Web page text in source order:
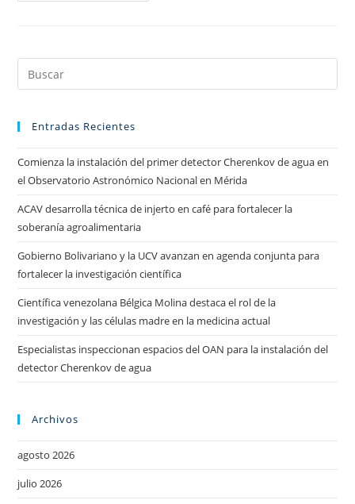
Entradas Recientes
Comienza la instalación del primer detector Cherenkov de agua en
el Observatorio Astronómico Nacional en Mérida
ACAV desarrolla técnica de injerto en café para fortalecer la
soberanía agroalimentaria
Gobierno Bolivariano y la UCV avanzan en agenda conjunta para
fortalecer la investigación científica
Científica venezolana Bélgica Molina destaca el rol de la
investigación y las células madre en la medicina actual
Especialistas inspeccionan espacios del OAN para la instalación del
detector Cherenkov de agua
Archivos
agosto 2026
julio 2026